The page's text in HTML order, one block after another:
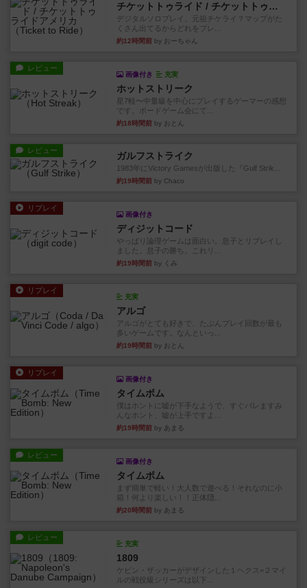
チケットトゥライド / チケットトゥライドアメリカ
デジタルソロプレイ。元祖チケライ？マップがた
くさん出てるからどれをプレ...
約12時間前 by おーちゃん
レビュー
画像付き 充実
ホットストリーク
星7軽〜中量級を中心にプレイするゲーマーの感想
です。ボードゲーム会にて...
約18時間前 by おとん
レビュー ガルフストライク
1983年にVictory Gamesが出版した『Gulf Strik...
約19時間前 by Chaco
リプレイ
画像付き
ディジットコード
やっぱり論理ゲームは面白い。息子とリプレイし
ました。息子の勝ち。これリ...
約19時間前 by くみ
リプレイ
充実
アルゴ
アルゴがとても好きで、たぶんプレイ回数が最も
多いゲームです。なんといっ...
約19時間前 by おとん
リプレイ
画像付き
タイムボム
僕はホントに嘘が下手なようで、すぐバレますみ
んなホント、嘘が上手ですよ...
約19時間前 by あまる
レビュー
画像付き
タイムボム
まず簡単で軽い！大人数で遊べる！それなのに小
箱！何より楽しい！！正体隠...
約20時間前 by あまる
レビュー
充実
1809
ケビン・ザッカーがデザインした１ヘクス=２マイ
ルの戦役級シリーズは以下...